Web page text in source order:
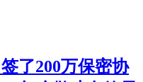
了200万保密协